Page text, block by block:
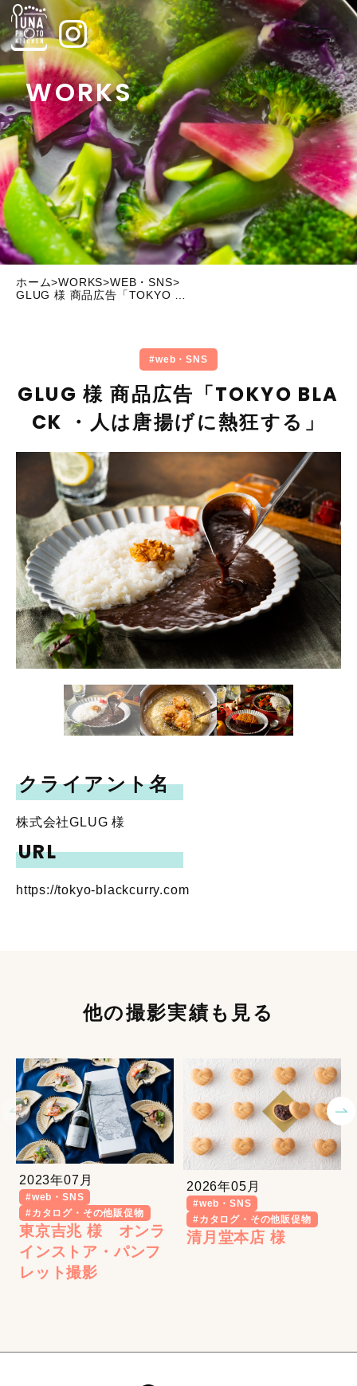
WORKS
ホーム>WORKS>WEB・SNS>
#web・SNS
GLUG 様 商品広告「TOKYO BLA
CK ・人は唐揚げに熱狂する」
クライアント名
株式会社GLUG 様
URL
https://tokyo-blackcurry.com
他の撮影実績も見る
2023年07月
#web・SNS
#カタログ・その他販促物
東京吉兆 様 オンラ
インストア・パンフ
レット撮影
2026年05月
#web・SNS
#カタログ・その他販促物
清月堂本店 様